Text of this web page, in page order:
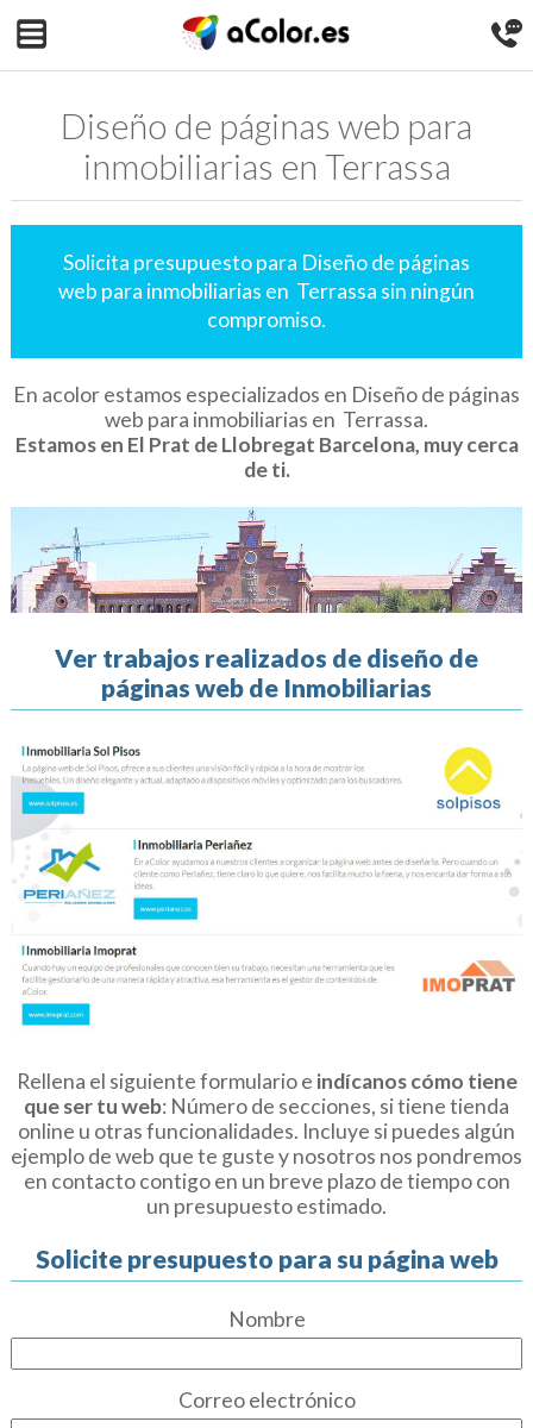
Diseño de páginas web para
inmobiliarias en Terrassa
Solicita presupuesto para Diseño de páginas
web para inmobiliarias en Terrassa sin ningún
compromiso.
En acolor estamos especializados en Diseño de páginas
web para inmobiliarias en Terrassa.
Estamos en El Prat de Llobregat Barcelona, muy cerca
de ti.
Ver trabajos realizados de diseño de
páginas web de Inmobiliarias
Rellena el siguiente formulario e indícanos cómo tiene
que ser tu web: Número de secciones, si tiene tienda
online u otras funcionalidades. Incluye si puedes algún
ejemplo de web que te guste y nosotros nos pondremos
en contacto contigo en un breve plazo de tiempo con
un presupuesto estimado.
Solicite presupuesto para su página web
Nombre
Correo electrónico